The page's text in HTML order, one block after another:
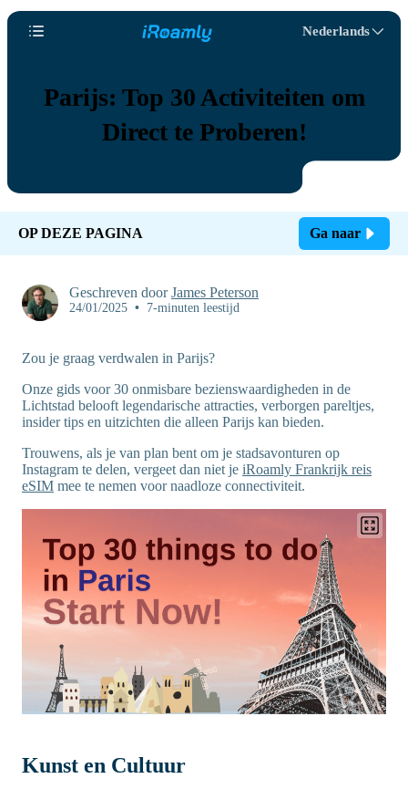
Nederlands
Parijs: Top 30 Activiteiten om
Direct te Proberen!
OP DEZE PAGINA Ga naar
Geschreven doorJames Peterson
24/01/2025 • 7-minuten leestijd
Zou je graag verdwalen in Parijs?
Onze gids voor 30 onmisbare bezienswaardigheden in de
Lichtstad belooft legendarische attracties, verborgen pareltjes,
insider tips en uitzichten die alleen Parijs kan bieden.
Trouwens, als je van plan bent om je stadsavonturen op
Instagram te delen, vergeet dan niet je iRoamly Frankrijk reis
eSIM mee te nemen voor naadloze connectiviteit.
Kunst en Cultuur